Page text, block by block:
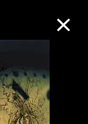
搜索